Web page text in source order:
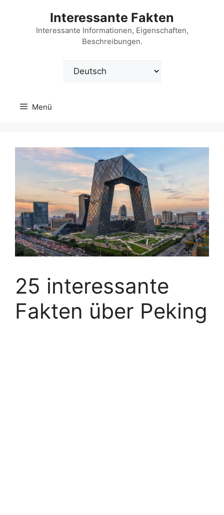
Interessante Fakten
Interessante Informationen, Eigenschaften,
Beschreibungen.
Sprache
auswählen
Menü
25 interessante
Fakten über Peking